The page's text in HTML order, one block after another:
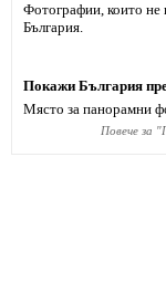
Фотографии, които не
България.
Покажи България
Място за панорамни
Повече за "